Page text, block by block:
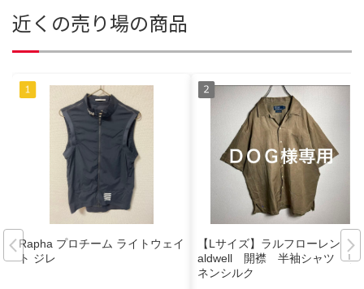
近くの売り場の商品
Rapha プロチーム ライトウェイ
ト ジレ
【Lサイズ】ラルフローレン C
aldwell 開襟 半袖シャツ リ
ネンシルク